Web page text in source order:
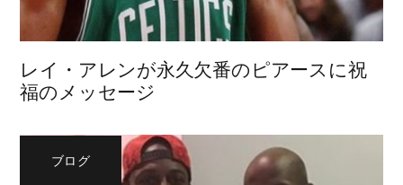
レイ・アレンが永久欠番のピアースに祝
福のメッセージ
ブログ